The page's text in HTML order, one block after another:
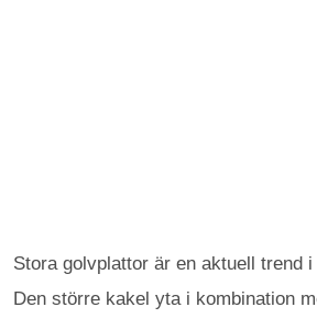
Stora golvplattor är en aktuell trend
Den större kakel yta i kombination